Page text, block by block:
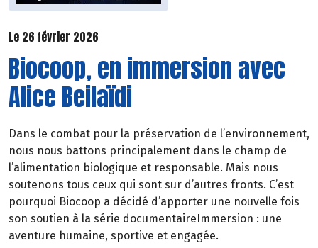
Le 26 février 2026
Biocoop, en immersion avec
Alice Beilaïdi
Dans le combat pour la préservation de l’environnement,
nous nous battons principalement dans le champ de
l’alimentation biologique et responsable. Mais nous
soutenons tous ceux qui sont sur d’autres fronts. C’est
pourquoi Biocoop a décidé d’apporter une nouvelle fois
son soutien à la série documentaireImmersion : une
aventure humaine, sportive et engagée.